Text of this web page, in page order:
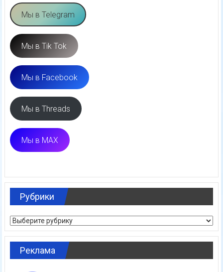
Мы в Telegram
Мы в Tik Tok
Мы в Facebook
Мы в Threads
Мы в MAX
Рубрики
Рубрики
Реклама